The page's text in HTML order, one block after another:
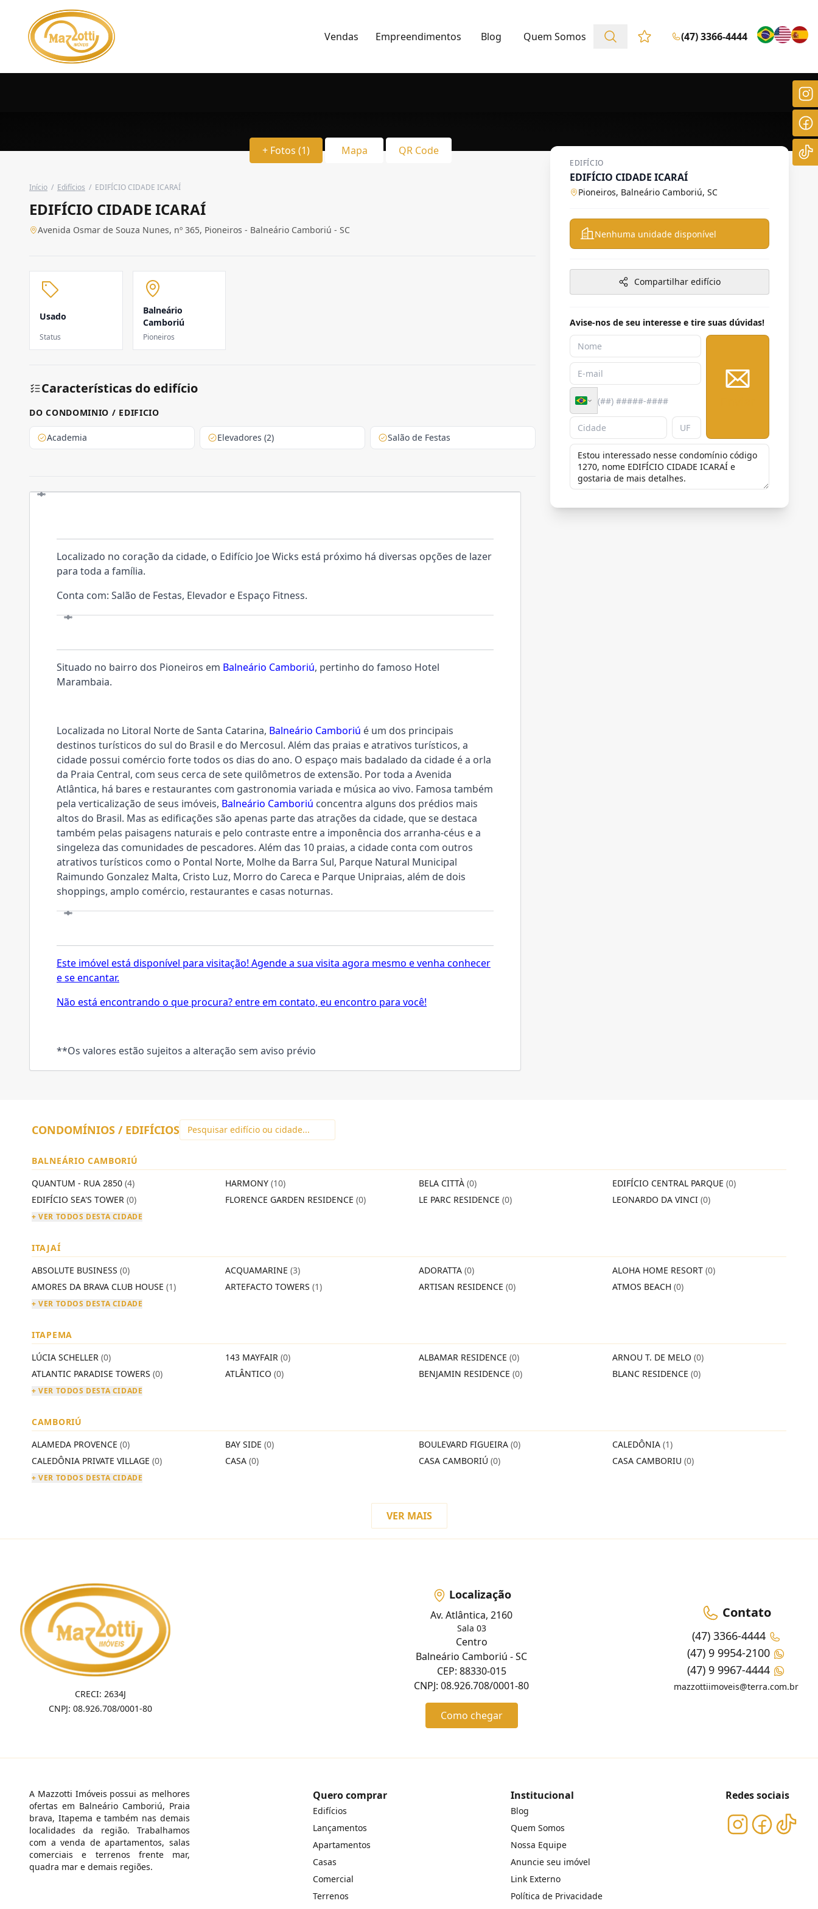
Vendas Empreendimentos Blog Quem Somos Favoritos (0 itens)
(47) 3366-4444
+ Fotos (1) Mapa QR Code
Início / Edifícios / EDIFÍCIO CIDADE ICARAÍ
EDIFÍCIO CIDADE ICARAÍ
Avenida Osmar de Souza Nunes, nº 365, Pioneiros - Balneário Camboriú - SC
Usado
Status
Balneário
Camboriú
Pioneiros
Características do edifício
DO CONDOMINIO / EDIFICIO
Academia Elevadores (2) Salão de Festas
Localizado no coração da cidade, o Edifício Joe Wicks está próximo há diversas opções de lazer
para toda a família.
Conta com: Salão de Festas, Elevador e Espaço Fitness.
Situado no bairro dos Pioneiros em Balneário Camboriú, pertinho do famoso Hotel
Marambaia.
Localizada no Litoral Norte de Santa Catarina, Balneário Camboriú é um dos principais
destinos turísticos do sul do Brasil e do Mercosul. Além das praias e atrativos turísticos, a
cidade possui comércio forte todos os dias do ano. O espaço mais badalado da cidade é a orla
da Praia Central, com seus cerca de sete quilômetros de extensão. Por toda a Avenida
Atlântica, há bares e restaurantes com gastronomia variada e música ao vivo. Famosa também
pela verticalização de seus imóveis, Balneário Camboriú concentra alguns dos prédios mais
altos do Brasil. Mas as edificações são apenas parte das atrações da cidade, que se destaca
também pelas paisagens naturais e pelo contraste entre a imponência dos arranha-céus e a
singeleza das comunidades de pescadores. Além das 10 praias, a cidade conta com outros
atrativos turísticos como o Pontal Norte, Molhe da Barra Sul, Parque Natural Municipal
Raimundo Gonzalez Malta, Cristo Luz, Morro do Careca e Parque Unipraias, além de dois
shoppings, amplo comércio, restaurantes e casas noturnas.
Este imóvel está disponível para visitação! Agende a sua visita agora mesmo e venha conhecer
e se encantar.
Não está encontrando o que procura? entre em contato, eu encontro para você!
**Os valores estão sujeitos a alteração sem aviso prévio
EDIFÍCIO
EDIFÍCIO CIDADE ICARAÍ
Pioneiros, Balneário Camboriú, SC
Nenhuma unidade disponível
Compartilhar edifício
Avise-nos de seu interesse e tire suas dúvidas!
CONDOMÍNIOS / EDIFÍCIOS
BALNEÁRIO CAMBORIÚ
QUANTUM - RUA 2850 (4) HARMONY (10) BELA CITTÀ (0) EDIFÍCIO CENTRAL PARQUE (0)
EDIFÍCIO SEA'S TOWER (0) FLORENCE GARDEN RESIDENCE (0) LE PARC RESIDENCE (0) LEONARDO DA VINCI (0)
+ VER TODOS DESTA CIDADE
ITAJAÍ
ABSOLUTE BUSINESS (0) ACQUAMARINE (3) ADORATTA (0) ALOHA HOME RESORT (0)
AMORES DA BRAVA CLUB HOUSE (1) ARTEFACTO TOWERS (1) ARTISAN RESIDENCE (0) ATMOS BEACH (0)
+ VER TODOS DESTA CIDADE
ITAPEMA
LÚCIA SCHELLER (0) 143 MAYFAIR (0) ALBAMAR RESIDENCE (0) ARNOU T. DE MELO (0)
ATLANTIC PARADISE TOWERS (0) ATLÂNTICO (0) BENJAMIN RESIDENCE (0) BLANC RESIDENCE (0)
+ VER TODOS DESTA CIDADE
CAMBORIÚ
ALAMEDA PROVENCE (0) BAY SIDE (0) BOULEVARD FIGUEIRA (0) CALEDÔNIA (1)
CALEDÔNIA PRIVATE VILLAGE (0) CASA (0) CASA CAMBORIÚ (0) CASA CAMBORIU (0)
+ VER TODOS DESTA CIDADE
VER MAIS
CRECI: 2634J
CNPJ: 08.926.708/0001-80
Localização
Av. Atlântica, 2160
Sala 03
Centro
Balneário Camboriú - SC
CEP: 88330-015
CNPJ: 08.926.708/0001-80
Como chegar
Contato
(47) 3366-4444
(47) 9 9954-2100
(47) 9 9967-4444
mazzottiimoveis@terra.com.br
A Mazzotti Imóveis possui as melhores
ofertas em Balneário Camboriú, Praia
brava, Itapema e também nas demais
localidades da região. Trabalhamos
com a venda de apartamentos, salas
comerciais e terrenos frente mar,
quadra mar e demais regiões.
Quero comprar
Edifícios
Lançamentos
Apartamentos
Casas
Comercial
Terrenos
Institucional
Blog
Quem Somos
Nossa Equipe
Anuncie seu imóvel
Link Externo
Política de Privacidade
Redes sociais